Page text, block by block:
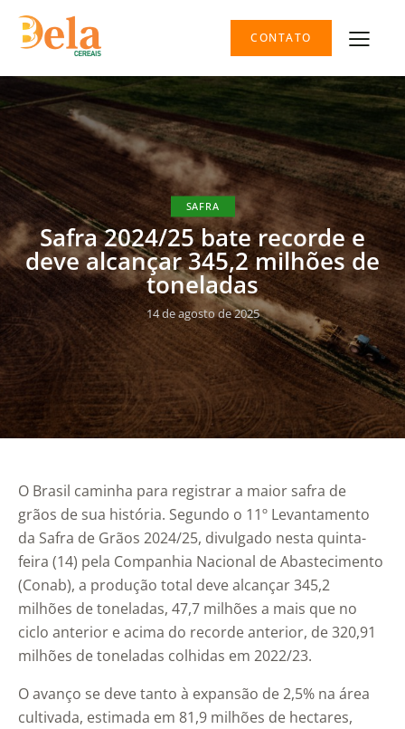
CONTATO
SAFRA
Safra 2024/25 bate recorde e
deve alcançar 345,2 milhões de
toneladas
14 de agosto de 2025
O Brasil caminha para registrar a maior safra de
grãos de sua história. Segundo o 11º Levantamento
da Safra de Grãos 2024/25, divulgado nesta quinta-
feira (14) pela Companhia Nacional de Abastecimento
(Conab), a produção total deve alcançar 345,2
milhões de toneladas, 47,7 milhões a mais que no
ciclo anterior e acima do recorde anterior, de 320,91
milhões de toneladas colhidas em 2022/23.
O avanço se deve tanto à expansão de 2,5% na área
cultivada, estimada em 81,9 milhões de hectares,